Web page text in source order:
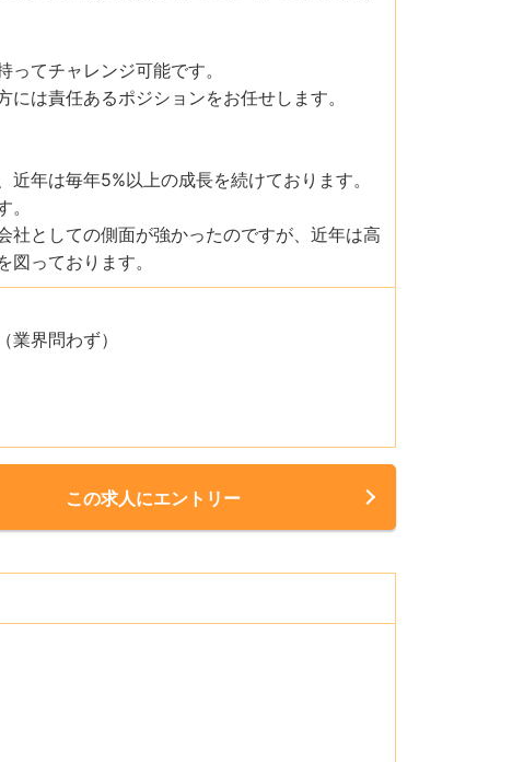
てチャレンジ可能です。
は責任あるポジションをお任せします。
年は毎年5%以上の成長を続けております。
社としての側面が強かったのですが、近年は高
っております。
界問わず）
この求人にエントリー